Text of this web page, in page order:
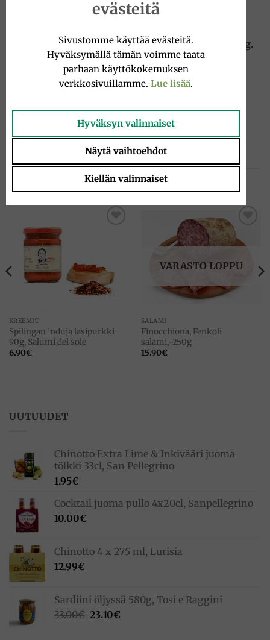
kunna förvaras i rumstemperatur fram till öppning.
Detta innebär att produkterna kan skickas utan
TUTUSTU MYÖS
KREEMIT
Spilingan ’nduja lasipurkki
90g, Salumi del sole
6.90€
Add to
wishlist
VARASTO LOPPU
SALAMI
Finocchiona, Fenkoli
salami,~250g
15.90€
UUTUUDET
Chinotto Extra Lime & Inkivääri juoma
tölkki 33cl, San Pellegrino
1.95€
Cocktail juoma pullo 4x20cl, Sanpellegrino
10.00€
Chinotto 4 x 275 ml, Lurisia
12.99€
Sardiini öljyssä 580g, Tosi e Raggini
33.00€ Alkuperäinen
23.10€Nykyinen
evästeitä
Sivustomme käyttää evästeitä.
Hyväksymällä tämän voimme taata
parhaan käyttökokemuksen
verkkosivuillamme. Lue lisää.
Hyväksyn valinnaiset
Näytä vaihtoehdot
Kiellän valinnaiset